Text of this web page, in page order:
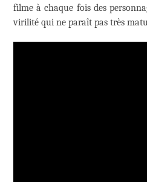
filme à chaque fois des
virilité qui ne paraît pas très